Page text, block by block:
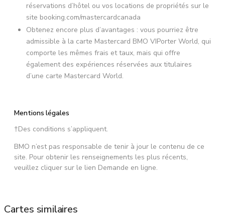
réservations d’hôtel ou vos locations de propriétés sur le
site booking.com/mastercardcanada
Obtenez encore plus d’avantages : vous pourriez être
admissible à la carte Mastercard BMO VIPorter World, qui
comporte les mêmes frais et taux, mais qui offre
également des expériences réservées aux titulaires
d’une carte Mastercard World.
Mentions légales
†Des conditions s’appliquent.
BMO n’est pas responsable de tenir à jour le contenu de ce
site. Pour obtenir les renseignements les plus récents,
veuillez cliquer sur le lien Demande en ligne.
Cartes similaires